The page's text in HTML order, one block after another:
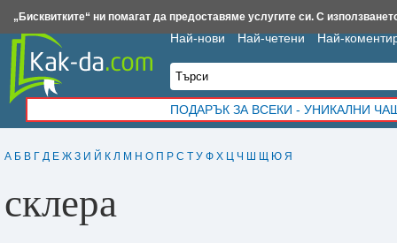
А Б В Г Д Е Ж З И Й К Л М Н О П Р С Т У Ф Х Ц Ч Ш Щ Ю Я
склера
Най-нови Най-четени Най-
ПОДАРЪК ЗА ВСЕКИ - УНИКАЛНИ
Insert.bg Framar.bg Kak-da.com Iztochnik.com BauBau.bg NewAge.bg
„Бисквитките“ ни помагат да предоставяме услугите си. С